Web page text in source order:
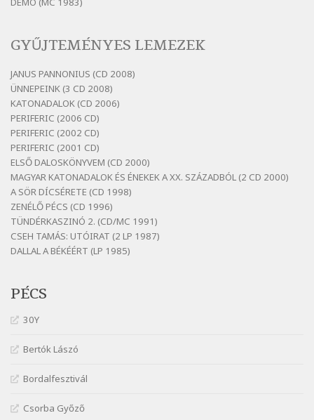
Bertók László: Vásáros
Szélkiáltó
Bertók László: Vizibolt
Szélkiáltó
Bornemissza Endre: Szitakötő
Szélkiáltó
Detlev von Liliencron: Bölcsődal
Szélkiáltó
Fenyvesi Béla: Lesz-e még menedék?
Szélkiáltó
Fenyvesi Béla: Szélkiáltó kánon
Szélkiáltó
Szélkiáltó
Galambosi László: Kalapos
Győri László: Jönnek a törökök
Szélkiáltó
GYŰJTEMÉNYES LEMEZEK
JANUS PANNONIUS (CD 2008)
ÜNNEPEINK (3 CD 2008)
KATONADALOK (CD 2006)
PERIFERIC (2006 CD)
PERIFERIC (2002 CD)
PERIFERIC (2001 CD)
ELSŐ DALOSKÖNYVEM (CD 2000)
MAGYAR KATONADALOK ÉS ÉNEKEK A XX. SZÁZADBÓL (2 CD 2000)
A SÖR DÍCSÉRETE (CD 1998)
ZENÉLŐ PÉCS (CD 1996)
TÜNDÉRKASZINÓ 2. (CD/MC 1991)
CSEH TAMÁS: UTÓIRAT (2 LP 1987)
DALLAL A BÉKÉÉRT (LP 1985)
PÉCS
30Y
Bertók Lászó
Bordalfesztivál
Csorba Győző